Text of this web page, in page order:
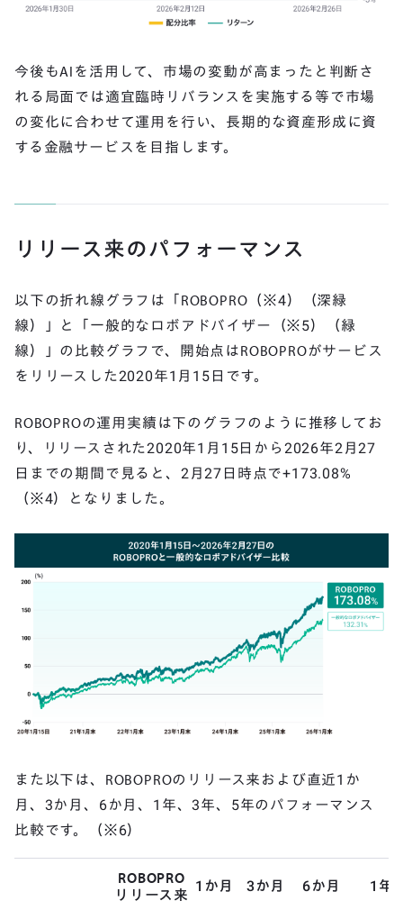
今後もAIを活用して、市場の変動が高まったと判断さ
れる局面では適宜臨時リバランスを実施する等で市場
の変化に合わせて運用を行い、長期的な資産形成に資
する金融サービスを目指します。
リリース来のパフォーマンス
以下の折れ線グラフは「ROBOPRO（※4）（深緑
線）」と「一般的なロボアドバイザー（※5）（緑
線）」の比較グラフで、開始点はROBOPROがサービス
をリリースした2020年1月15日です。
ROBOPROの運用実績は下のグラフのように推移してお
り、リリースされた2020年1月15日から2026年2月27
日までの期間で見ると、2月27日時点で+173.08%
（※4）となりました。
また以下は、ROBOPROのリリース来および直近1か
月、3か月、6か月、1年、3年、5年のパフォーマンス
比較です。（※6）
ROBOPRO
リリース来
1か月 3か月 6か月 1年